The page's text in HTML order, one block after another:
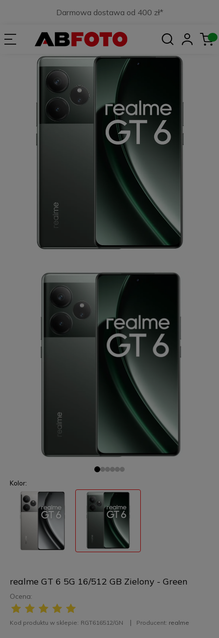
Darmowa dostawa od 400 zł*
realme GT 6 5G 16/512 GB Zielony - Green
Ocena:
Kod produktu w sklepie: RGT616512/GN Producent: realme
Kolor: